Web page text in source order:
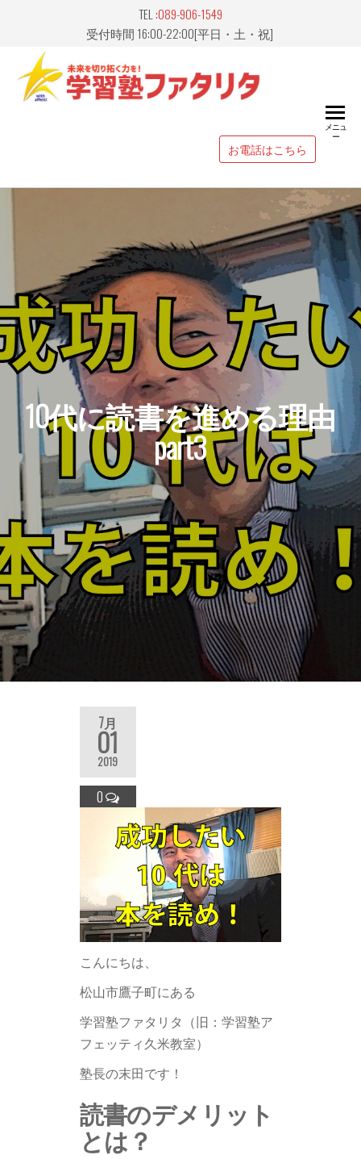
content
TEL :089-906-1549
受付時間 16:00-22:00[平日・土・祝]
山市
習塾
ァタリ
お電話はこちら
メニュ
ー
10代に読書を進める理由
part3
7月
01
2019
0
こんにちは、
松山市鷹子町にある
学習塾ファタリタ（旧：学習塾ア
フェッティ久米教室）
塾長の末田です！
読書のデメリット
とは？